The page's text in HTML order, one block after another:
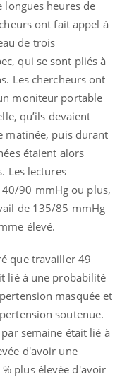
heures de
ont fait appel à
de trois
qui se sont pliés à
Les chercheurs ont
moniteur portable
qu’ils devaient
matinée, puis durant
étaient alors
Les lectures
90 mmHg ou plus,
de 135/85 mmHg
élevé.
que travailler 49
lié à une probabilité
masquée et
soutenue.
semaine était lié à
d'avoir une
plus élevée d'avoir